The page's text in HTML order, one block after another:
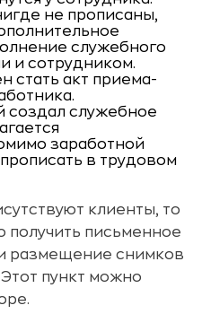
не прописаны,
служебного
и сотрудником.
стать акт приема-
создал служебное
заработной
в трудовом
клиенты, то
получить письменное
размещение снимков
пункт можно